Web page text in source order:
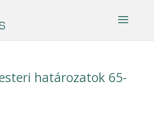
határozatok 65-